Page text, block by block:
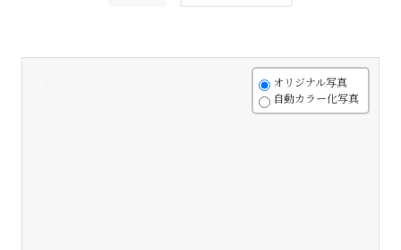
オリジナル写真
自動カラー化写真